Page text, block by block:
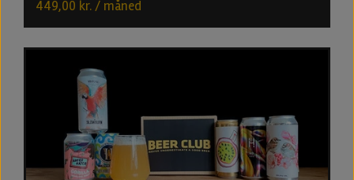
449,00 kr. / måned